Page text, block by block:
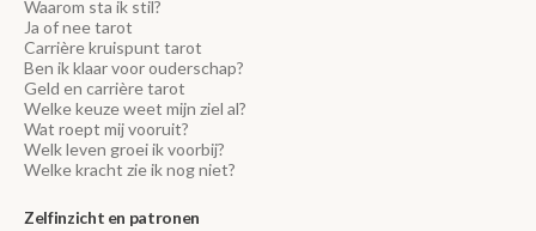
Waarom sta ik stil?
Ja of nee tarot
Carrière kruispunt tarot
Ben ik klaar voor ouderschap?
Geld en carrière tarot
Welke keuze weet mijn ziel al?
Wat roept mij vooruit?
Welk leven groei ik voorbij?
Welke kracht zie ik nog niet?
Zelfinzicht en patronen